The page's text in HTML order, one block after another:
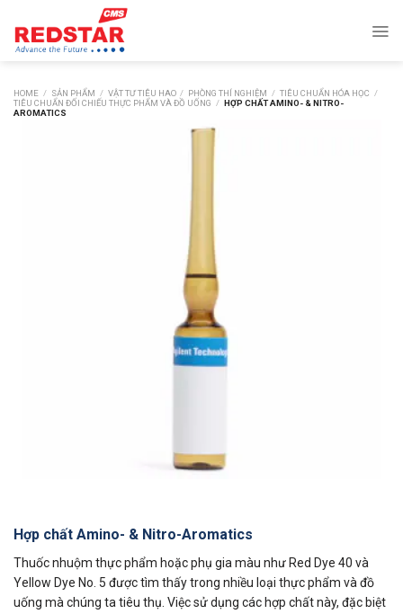
content
HOME / SẢN PHẨM / VẬT TƯ TIÊU HAO / PHÒNG THÍ NGHIỆM / TIÊU CHUẨN HÓA HỌC /
TIÊU CHUẨN ĐỐI CHIẾU THỰC PHẨM VÀ ĐỒ UỐNG / HỢP CHẤT AMINO- & NITRO-
AROMATICS
Hợp chất Amino- & Nitro-Aromatics
Thuốc nhuộm thực phẩm hoặc phụ gia màu như Red Dye 40 và
Yellow Dye No. 5 được tìm thấy trong nhiều loại thực phẩm và đồ
uống mà chúng ta tiêu thụ. Việc sử dụng các hợp chất này, đặc biệt